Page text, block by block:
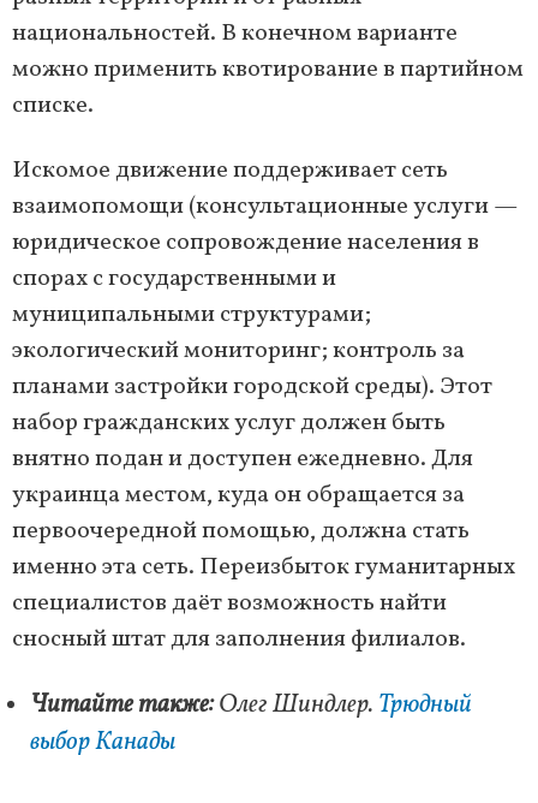
национальностей. В конечном варианте
можно применить квотирование в партийном
списке.
Искомое движение поддерживает сеть
взаимопомощи (консультационные услуги —
юридическое сопровождение населения в
спорах с государственными и
муниципальными структурами;
экологический мониторинг; контроль за
планами застройки городской среды). Этот
набор гражданских услуг должен быть
внятно подан и доступен ежедневно. Для
украинца местом, куда он обращается за
первоочередной помощью, должна стать
именно эта сеть. Переизбыток гуманитарных
специалистов даёт возможность найти
сносный штат для заполнения филиалов.
Читайте также:Олег Шиндлер. Трюдный
выбор Канады